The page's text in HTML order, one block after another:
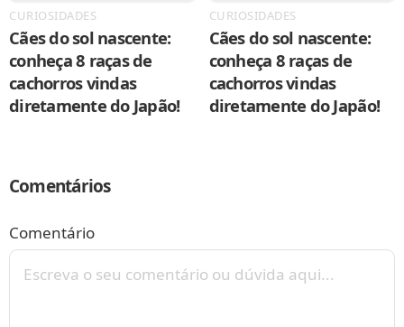
CURIOSIDADES
Cães do sol nascente:
conheça 8 raças de
cachorros vindas
diretamente do Japão!
CURIOSIDADES
Cães do sol nascente:
conheça 8 raças de
cachorros vindas
diretamente do Japão!
Comentários
Comentário